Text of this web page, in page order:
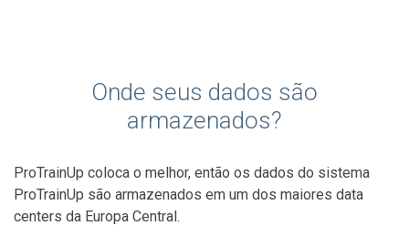
Onde seus dados são
armazenados?
ProTrainUp coloca o melhor, então os dados do sistema
ProTrainUp são armazenados em um dos maiores data
centers da Europa Central.